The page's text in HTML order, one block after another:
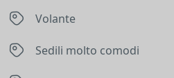
Volante
Sedili molto comodi